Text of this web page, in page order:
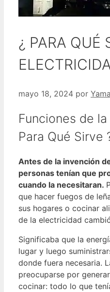
¿ PARA QUÉ
mayo 18, 2024 por
Funciones de la
Para Qué Sirve
Antes de la invención
personas tenían que
cuando la necesitaran.
que hacer fuegos de
sus hogares o cocinar
de la electricidad
Significaba que la
lugar y luego
donde fuera necesaria.
preocuparse por
cocinar: todo lo que